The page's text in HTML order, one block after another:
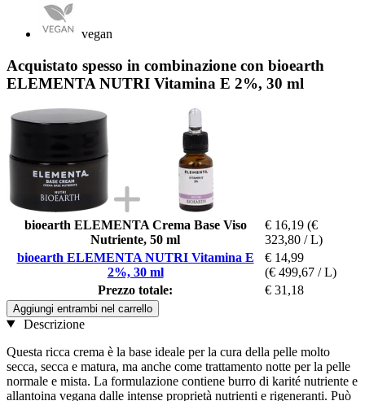
vegan
Acquistato spesso in combinazione con bioearth
ELEMENTA NUTRI Vitamina E 2%, 30 ml
bioearth ELEMENTA Crema Base Viso
Nutriente, 50 ml
€ 16,19 (€
323,80 / L)
bioearth ELEMENTA NUTRI Vitamina E
2%, 30 ml
€ 14,99
(€ 499,67 / L)
Prezzo totale:
€ 31,18
Aggiungi entrambi nel carrello
Descrizione
Questa ricca crema è la base ideale per la cura della pelle molto
secca, secca e matura, ma anche come trattamento notte per la pelle
normale e mista. La formulazione contiene burro di karité nutriente e
allantoina vegana dalle intense proprietà nutrienti e rigeneranti. Può